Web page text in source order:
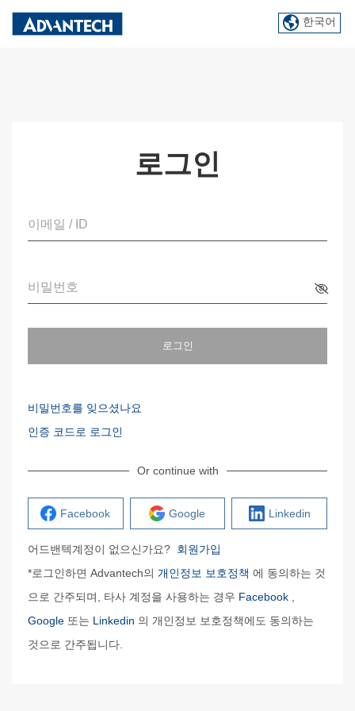
한국어
로그인
이메일 / ID
비밀번호
로그인
비밀번호를 잊으셨나요
인증 코드로 로그인
Or continue with
Facebook Google Linkedin
어드밴텍계정이 없으신가요? 회원가입
*로그인하면 Advantech의 개인정보 보호정책 에 동의하는 것
으로 간주되며, 타사 계정을 사용하는 경우 Facebook
Google 또는 Linkedin 의 개인정보 보호정책에도 동의하는
것으로 간주됩니다.